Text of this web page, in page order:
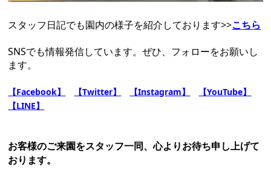
スタッフ日記でも園内の様子を紹介しております>>こちら
SNSでも情報発信しています。ぜひ、フォローをお願いし
ます。
【Facebook】 【Twitter】 【Instagram】
【YouTube】
【LINE】
お客様のご来園をスタッフ一同、心よりお待ち申し上げて
おります。